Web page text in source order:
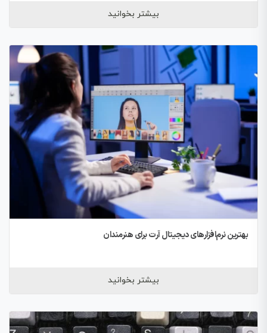
بیشتر بخوانید
بهترین نرم‌افزارهای دیجیتال آرت برای هنرمندان
بیشتر بخوانید